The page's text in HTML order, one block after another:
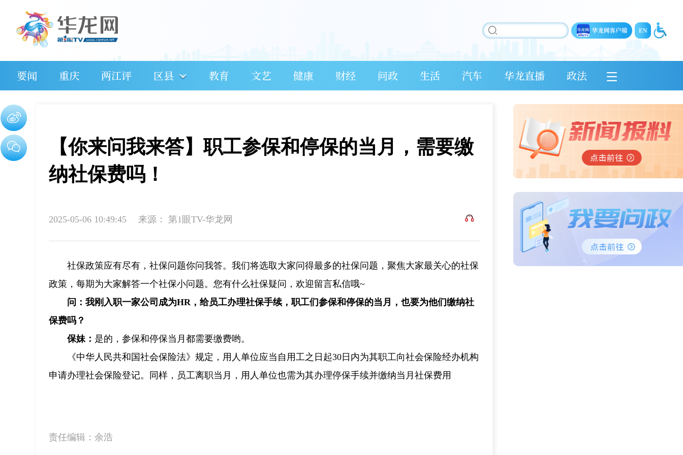
要闻 重庆 两江评 区县 教育 文艺 健康 财经 问政 生活 汽车 华龙直播 政法
【你来问我来答】职工参保和停保的当月，需要缴
纳社保费吗！
2025-05-06 10:49:45 来源： 第1眼TV-华龙网
社保政策应有尽有，社保问题你问我答。我们将选取大家问得最多的社保问题，聚焦大家最关心的社保
政策，每期为大家解答一个社保小问题。您有什么社保疑问，欢迎留言私信哦~
问：我刚入职一家公司成为HR，给员工办理社保手续，职工们参保和停保的当月，也要为他们缴纳社
保费吗？
保妹： 是的，参保和停保当月都需要缴费哟。
《中华人民共和国社会保险法》规定，用人单位应当自用工之日起30日内为其职工向社会保险经办机构
申请办理社会保险登记。同样，员工离职当月，用人单位也需为其办理停保手续并缴纳当月社保费用‌
责任编辑： 余浩